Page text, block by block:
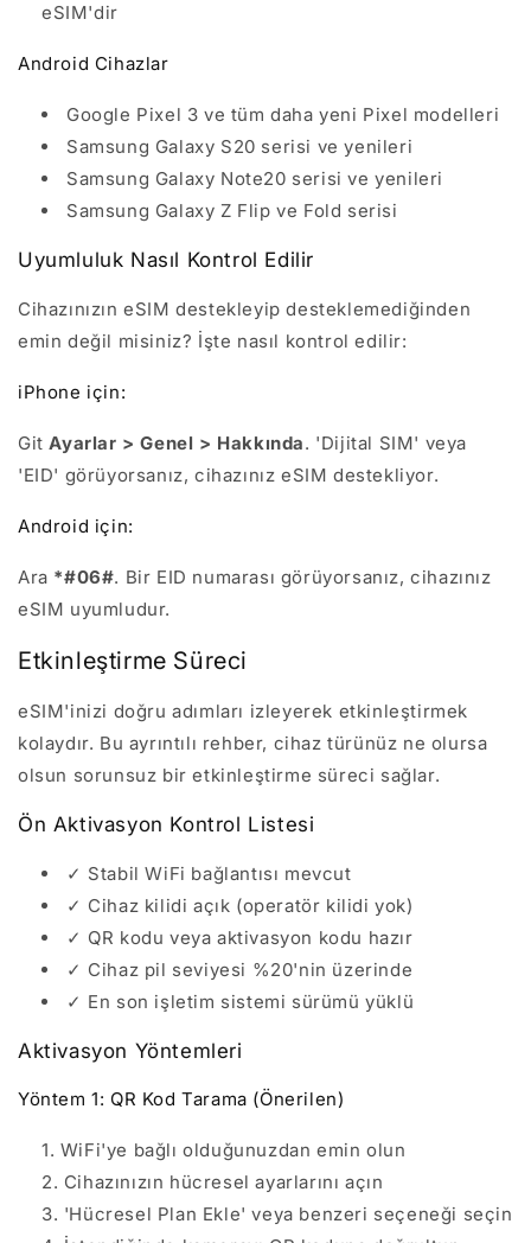
eSIM'dir
Android Cihazlar
Google Pixel 3 ve tüm daha yeni Pixel modelleri
Samsung Galaxy S20 serisi ve yenileri
Samsung Galaxy Note20 serisi ve yenileri
Samsung Galaxy Z Flip ve Fold serisi
Uyumluluk Nasıl Kontrol Edilir
Cihazınızın eSIM destekleyip desteklemediğinden
emin değil misiniz? İşte nasıl kontrol edilir:
iPhone için:
GitAyarlar > Genel > Hakkında. 'Dijital SIM' veya
'EID' görüyorsanız, cihazınız eSIM destekliyor.
Android için:
Ara *#06#. Bir EID numarası görüyorsanız, cihazınız
eSIM uyumludur.
Etkinleştirme Süreci
eSIM'inizi doğru adımları izleyerek etkinleştirmek
kolaydır. Bu ayrıntılı rehber, cihaz türünüz ne olursa
olsun sorunsuz bir etkinleştirme süreci sağlar.
Ön Aktivasyon Kontrol Listesi
✓ Stabil WiFi bağlantısı mevcut
✓ Cihaz kilidi açık (operatör kilidi yok)
✓ QR kodu veya aktivasyon kodu hazır
✓ Cihaz pil seviyesi %20'nin üzerinde
✓ En son işletim sistemi sürümü yüklü
Aktivasyon Yöntemleri
Yöntem 1: QR Kod Tarama (Önerilen)
WiFi'ye bağlı olduğunuzdan emin olun
Cihazınızın hücresel ayarlarını açın
'Hücresel Plan Ekle' veya benzeri seçeneği seçin